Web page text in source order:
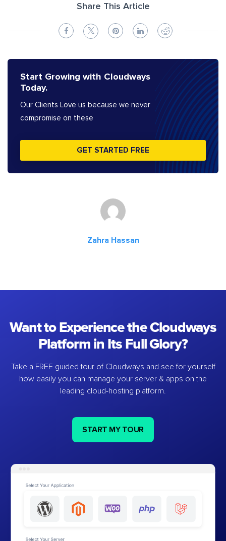
Share This Article
Start Growing with Cloudways
Today.
Our Clients Love us because we never
compromise on these
GET STARTED FREE
Zahra Hassan
Want to Experience the Cloudways
Platform in Its Full Glory?
Take a FREE guided tour of Cloudways and see for yourself
how easily you can manage your server & apps on the
leading cloud-hosting platform.
START MY TOUR